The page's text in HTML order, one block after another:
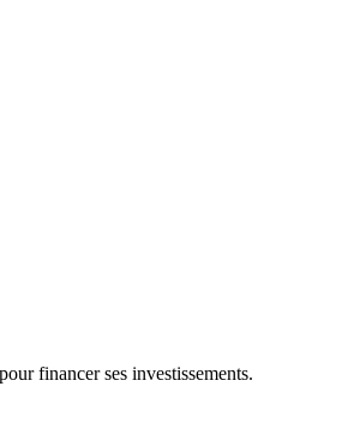
financer ses investissements.